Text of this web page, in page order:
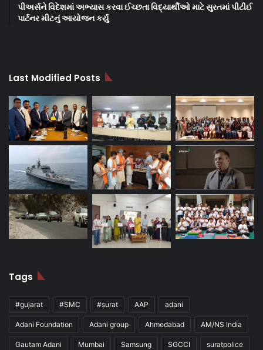
પીઅર્સને વિદેશમાં અભ્યાસ કરવા ઈચ્છતા વિદ્યાર્થીઓ માટે સુરતમાં પીટીઈ
પાર્ટનર મીટનું આયોજન કર્યું
Last Modified Posts
Tags
#gujarat #SMC #surat AAP adani
Adani Foundation Adani group Ahmedabad AM/NS India
Gautam Adani Mumbai Samsung SGCCI suratpolice